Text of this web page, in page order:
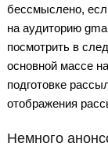
бессмыслено,
на аудиторию
посмотрить в
основной массе
подготовке
отображения
Немного